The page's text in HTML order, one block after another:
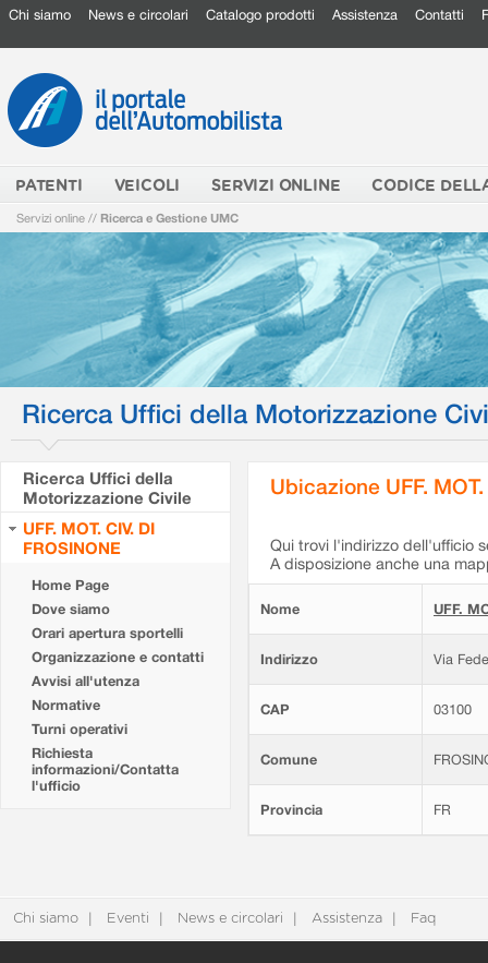
Chi siamo News e circolari Catalogo prodotti Assistenza Contatti
PATENTI VEICOLI SERVIZI ONLINE CODICE
Servizi online // Ricerca e Gestione UMC
Ricerca Uffici della Motorizzazione
Ricerca Uffici della
Motorizzazione Civile
UFF. MOT. CIV. DI
FROSINONE
Home Page
Dove siamo
Orari apertura sportelli
Organizzazione e contatti
Avvisi all'utenza
Normative
Turni operativi
Richiesta
informazioni/Contatta
l'ufficio
Ubicazione UFF.
Qui trovi l'indirizzo dell'ufficio
A disposizione anche una
Nome UFF.
Indirizzo Via
CAP 03100
Comune
Provincia FR
Chi siamo Eventi News e circolari Assistenza Faq